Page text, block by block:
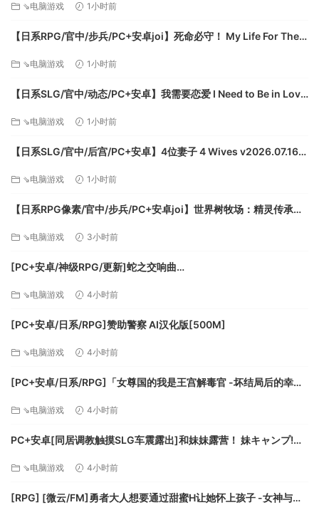
我就看看還有誰說我老王短 (｡・`ω´･) ！
超過250張劇情插圖！
啟用全新交互式live2d ，現在你可以跟角色互動了。
遊戲全程日文配音，極致的萌妹聲音享受！
⇘电脑游戏 1小时前
【日系RPG/官中/步兵/PC+安卓joi】死命必守！ My Life For Thee!
⇘电脑游戏 1小时前
【日系SLG/官中/动态/PC+安卓】我需要恋爱 I Need to Be in Love
⇘电脑游戏 1小时前
【日系SLG/官中/后宫/PC+安卓】4位妻子 4 Wives v2026.07.16
⇘电脑游戏 1小时前
【日系RPG像素/官中/步兵/PC+安卓joi】世界树牧场：精灵传承
ムと世界樹の牧場～ 官方中文步兵版【1.26G】
⇘电脑游戏 3小时前
[PC+安卓/神级RPG/更新]蛇之交响曲
⇘电脑游戏 4小时前
[PC+安卓/日系/RPG]赞助警察 AI汉化版[500M]
⇘电脑游戏 4小时前
[PC+安卓/日系/RPG]「女尊国的我是王宫解毒官 -坏结局后的幸福
⇘电脑游戏 4小时前
PC+安卓[同居调教触摸SLG车震露出]和妹妹露营！ 妹キャンプ!
⇘电脑游戏 4小时前
[RPG] [微云/FM]勇者大人想要通过甜蜜H让她怀上孩子 -女神与淫